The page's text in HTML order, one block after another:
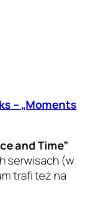
– „Moments
and Time”
serwisach (w
trafi też na